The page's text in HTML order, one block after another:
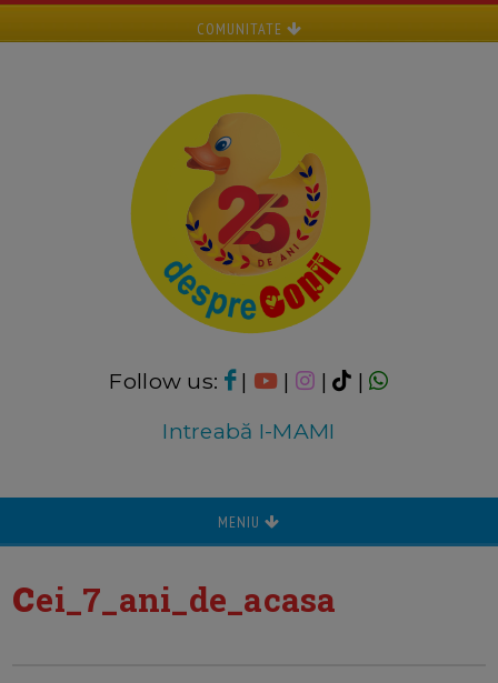
COMUNITATE
Follow us: | | |
|
Intreabă I-MAMI
MENIU
cei_7_ani_de_acasa